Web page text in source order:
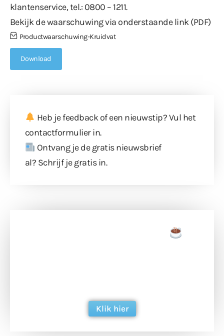
klantenservice, tel.: 0800 – 1211.
Bekijk de waarschuwing via onderstaande link (PDF)
Productwaarschuwing-Kruidvat
Download
Heb je feedback of een nieuwstip? Vul het
contactformulierin.
Ontvang je de gratis nieuwsbrief
al? Schrijf je gratis in.
Klik hier